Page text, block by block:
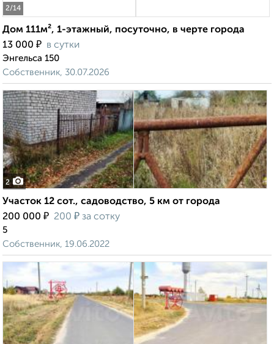
2/14
Дом 111м², 1-этажный, посуточно, в черте города
13 000 ₽ в сутки
Энгельса 150
Собственник, 30.07.2026
2
Участок 12 сот., садоводство, 5 км от города
200 000 ₽ 200 ₽ за сотку
5
Собственник, 19.06.2022